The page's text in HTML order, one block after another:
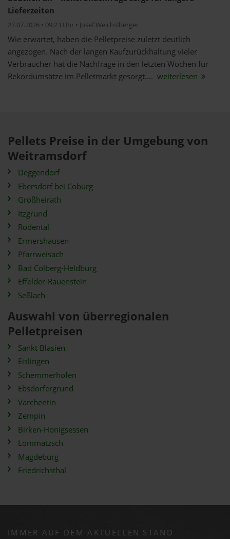
Lieferzeiten
27.07.2026 • 09:23 Uhr • Josef Weichslberger
Wie erwartet, haben die Pelletpreise zuletzt deutlich
angezogen. Nach der langen Kaufzurückhaltung vieler
Verbraucher hat die Nachfrage in den letzten Wochen für
Rekordumsätze im Pelletmarkt gesorgt.... weiterlesen
Pellets Preise in der Umgebung von
Weitramsdorf
Deggendorf
Ebersdorf bei Coburg
Großheirath
Itzgrund
Rödental
Ermershausen
Pfarrweisach
Bad Colberg-Heldburg
Effelder-Rauenstein
Seßlach
Auswahl von überregionalen
Pelletpreisen
Sankt Blasien
Eislingen
Schemmerhofen
Ebsdorfergrund
Varchentin
Zempin
Birken-Honigsessen
Lommatzsch
Magdeburg
Friedrichsthal
IMMER AUF DEM AKTUELLEN STAND